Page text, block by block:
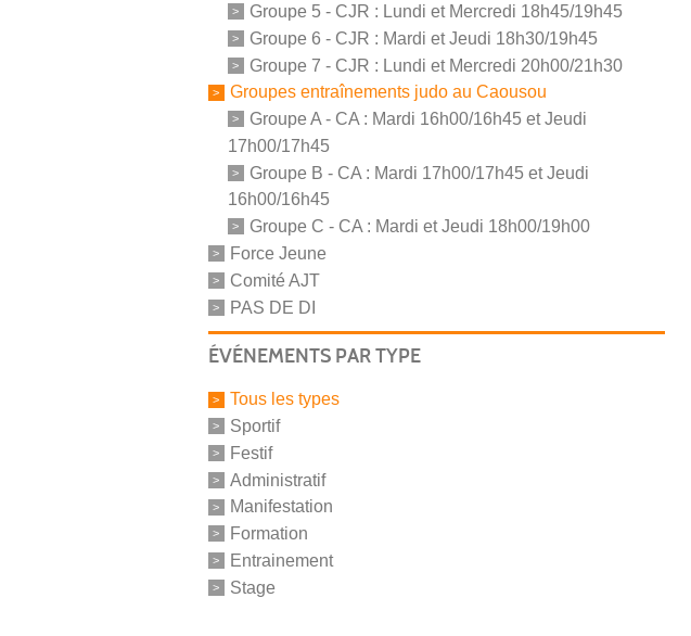
Groupe 5 - CJR : Lundi et Mercredi 18h45/19h45
Groupe 6 - CJR : Mardi et Jeudi 18h30/19h45
Groupe 7 - CJR : Lundi et Mercredi 20h00/21h30
Groupes entraînements judo au Caousou
Groupe A - CA : Mardi 16h00/16h45 et Jeudi
17h00/17h45
Groupe B - CA : Mardi 17h00/17h45 et Jeudi
16h00/16h45
Groupe C - CA : Mardi et Jeudi 18h00/19h00
Force Jeune
Comité AJT
PAS DE DI
ÉVÉNEMENTS PAR TYPE
Tous les types
Sportif
Festif
Administratif
Manifestation
Formation
Entrainement
Stage